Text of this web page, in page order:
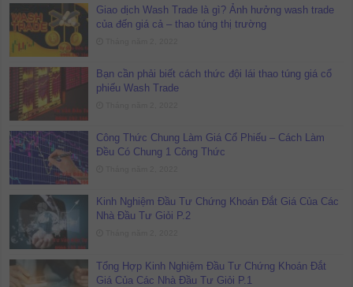
Giao dịch Wash Trade là gì? Ảnh hưởng wash trade
của đến giá cả – thao túng thị trường
Bạn cần phải biết cách thức đội lái thao túng giá cổ
phiếu Wash Trade
Công Thức Chung Làm Giá Cổ Phiếu – Cách Làm
Đều Có Chung 1 Công Thức
Kinh Nghiệm Đầu Tư Chứng Khoán Đắt Giá Của Các
Nhà Đầu Tư Giỏi P.2
Tổng Hợp Kinh Nghiệm Đầu Tư Chứng Khoán Đắt
Giá Của Các Nhà Đầu Tư Giỏi P.1